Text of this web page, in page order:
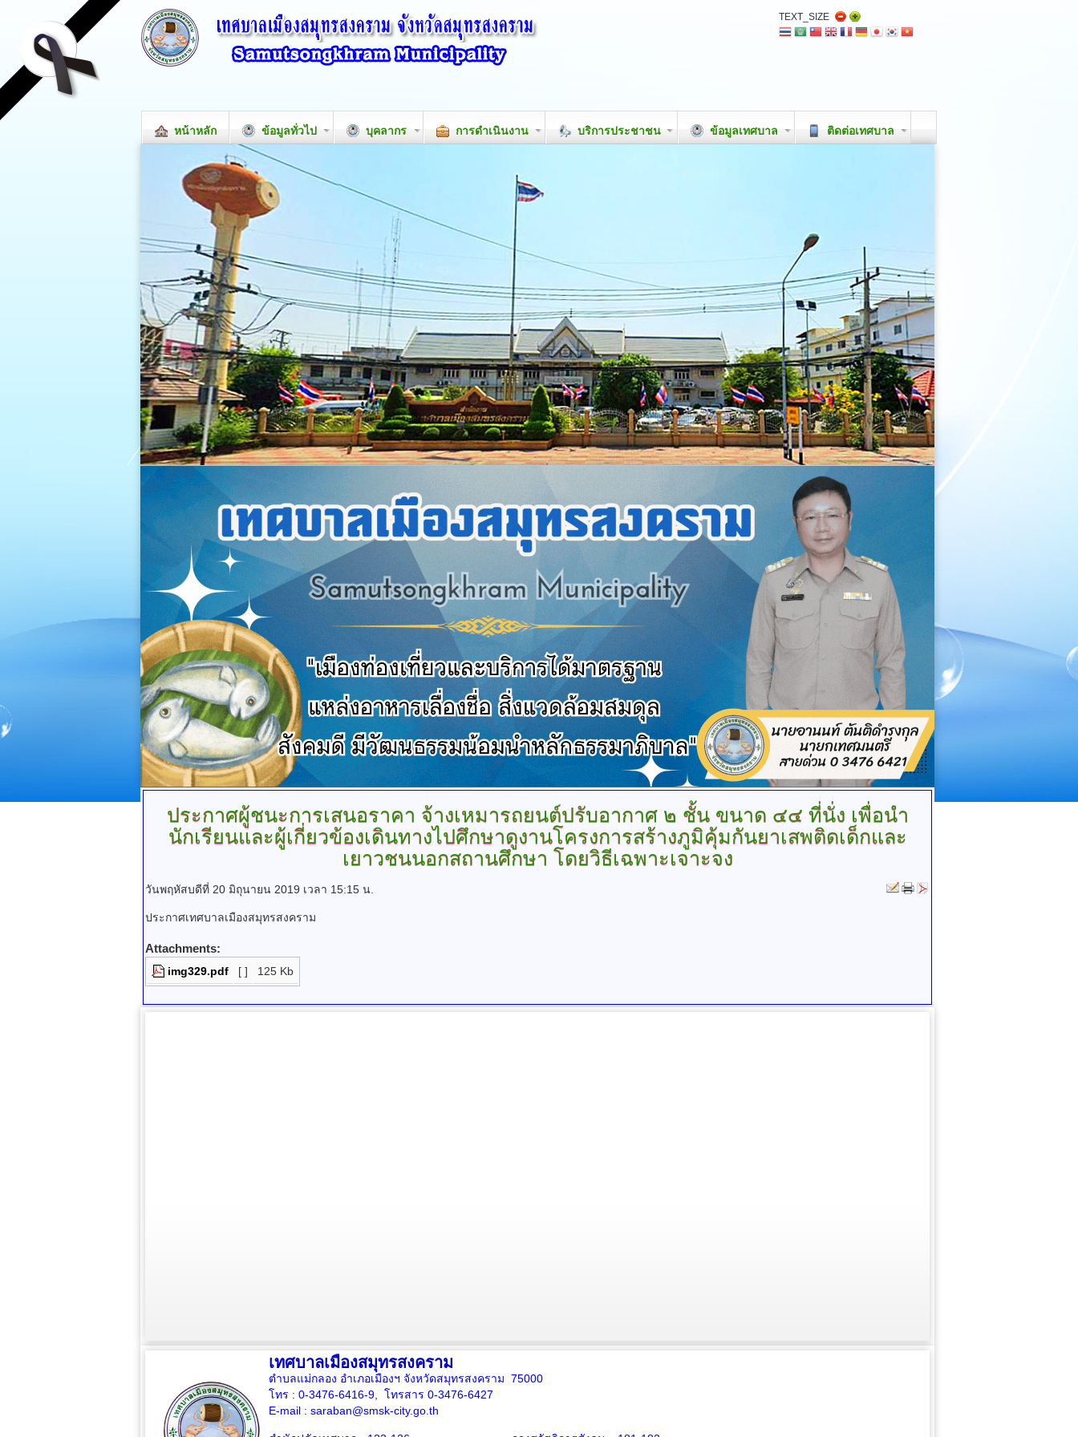
TEXT_SIZE
หน้าหลัก ข้อมูลทั่วไป บุคลากร การดำเนินงาน บริการประชาชน ข้อมูลเทศบาล ติดต่อเทศบาล
ประกาศผู้ชนะการเสนอราคา จ้างเหมารถยนต์ปรับอากาศ ๒ ชั้น ขนาด ๔๔ ที่นั่ง เพื่อนำ
นักเรียนและผู้เกี่ยวข้องเดินทางไปศึกษาดูงานโครงการสร้างภูมิคุ้มกันยาเสพติดเด็กและ
เยาวชนนอกสถานศึกษา โดยวิธีเฉพาะเจาะจง
วันพฤหัสบดีที่ 20 มิถุนายน 2019 เวลา 15:15 น.
ประกาศเทศบาลเมืองสมุทรสงคราม
Attachments:
img329.pdf [ ] 125 Kb
เทศบาลเมืองสมุทรสงคราม
ตำบลแม่กลอง อำเภอเมืองฯ จังหวัดสมุทรสงคราม 75000
โทร : 0-3476-6416-9, โทรสาร 0-3476-6427
E-mail : saraban@smsk-city.go.th